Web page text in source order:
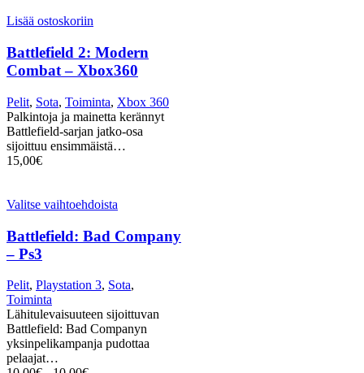
Lisää ostoskoriin
Battlefield 2: Modern
Combat – Xbox360
Pelit, Sota, Toiminta, Xbox 360
Palkintoja ja mainetta kerännyt
Battlefield-sarjan jatko-osa
sijoittuu ensimmäistä…
15,00€
Valitse vaihtoehdoista
Battlefield: Bad Company
– Ps3
Pelit, Playstation 3, Sota,
Toiminta
Lähitulevaisuuteen sijoittuvan
Battlefield: Bad Companyn
yksinpelikampanja pudottaa
pelaajat…